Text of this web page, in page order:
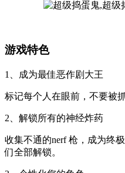
游戏特色
1、成为最佳恶作剧大王
标记每个人在眼前，不要被
2、解锁所有的神经炸药
收集不通的nerf 枪，成为终
们全部解锁。